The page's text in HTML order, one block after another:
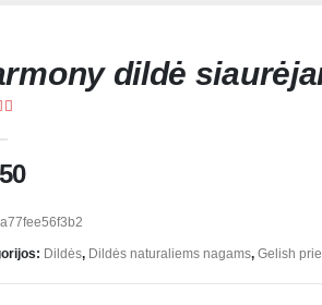
dildė
a77fee56f3b2
Dildės, Dildės naturaliems nagams, Gelish